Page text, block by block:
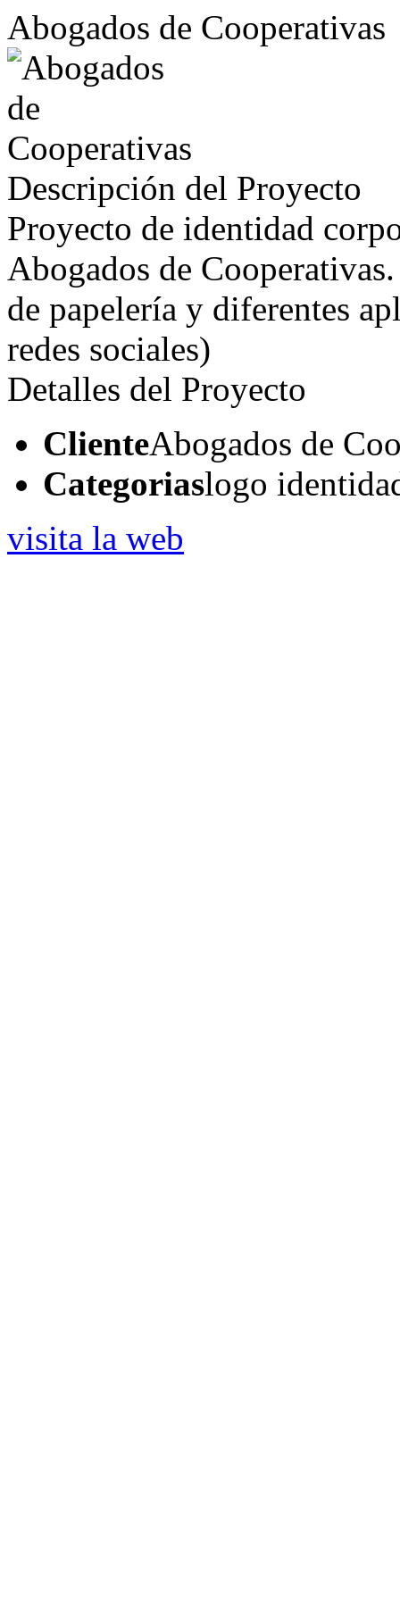
Abogados de Cooperativas
Descripción del Proyecto
Proyecto de identidad
Abogados de
de papelería y diferentes
redes sociales)
Detalles del Proyecto
ClienteAbogados de
Categoriaslogo
visita la web